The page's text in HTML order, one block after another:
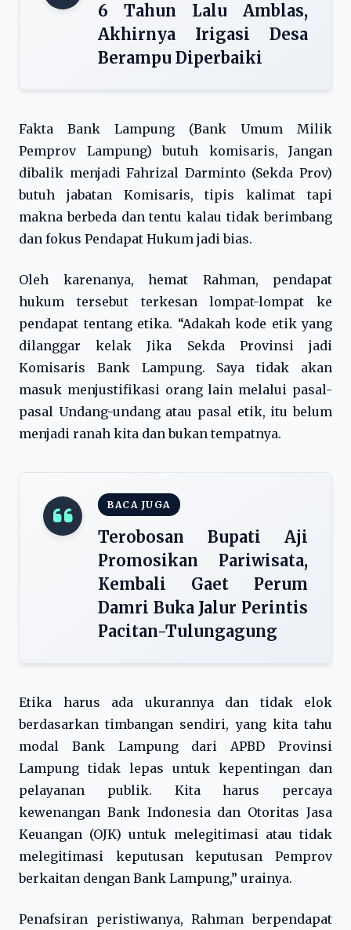
6 Tahun Lalu Amblas,
Akhirnya Irigasi Desa
Berampu Diperbaiki
Fakta Bank Lampung (Bank Umum Milik
Pemprov Lampung) butuh komisaris, Jangan
dibalik menjadi Fahrizal Darminto (Sekda Prov)
butuh jabatan Komisaris, tipis kalimat tapi
makna berbeda dan tentu kalau tidak berimbang
dan fokus Pendapat Hukum jadi bias.
Oleh karenanya, hemat Rahman, pendapat
hukum tersebut terkesan lompat-lompat ke
pendapat tentang etika. “Adakah kode etik yang
dilanggar kelak Jika Sekda Provinsi jadi
Komisaris Bank Lampung. Saya tidak akan
masuk menjustifikasi orang lain melalui pasal-
pasal Undang-undang atau pasal etik, itu belum
menjadi ranah kita dan bukan tempatnya.
BACA JUGA
Terobosan Bupati Aji
Promosikan Pariwisata,
Kembali Gaet Perum
Damri Buka Jalur Perintis
Pacitan-Tulungagung
Etika harus ada ukurannya dan tidak elok
berdasarkan timbangan sendiri, yang kita tahu
modal Bank Lampung dari APBD Provinsi
Lampung tidak lepas untuk kepentingan dan
pelayanan publik. Kita harus percaya
kewenangan Bank Indonesia dan Otoritas Jasa
Keuangan (OJK) untuk melegitimasi atau tidak
melegitimasi keputusan keputusan Pemprov
berkaitan dengan Bank Lampung,” urainya.
Penafsiran peristiwanya, Rahman berpendapat